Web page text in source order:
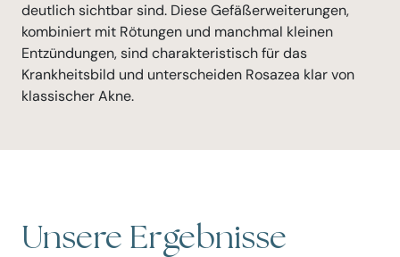
deutlich sichtbar sind. Diese Gefäßerweiterungen,
kombiniert mit Rötungen und manchmal kleinen
Entzündungen, sind charakteristisch für das
Krankheitsbild und unterscheiden Rosazea klar von
klassischer Akne.
Unsere Ergebnisse